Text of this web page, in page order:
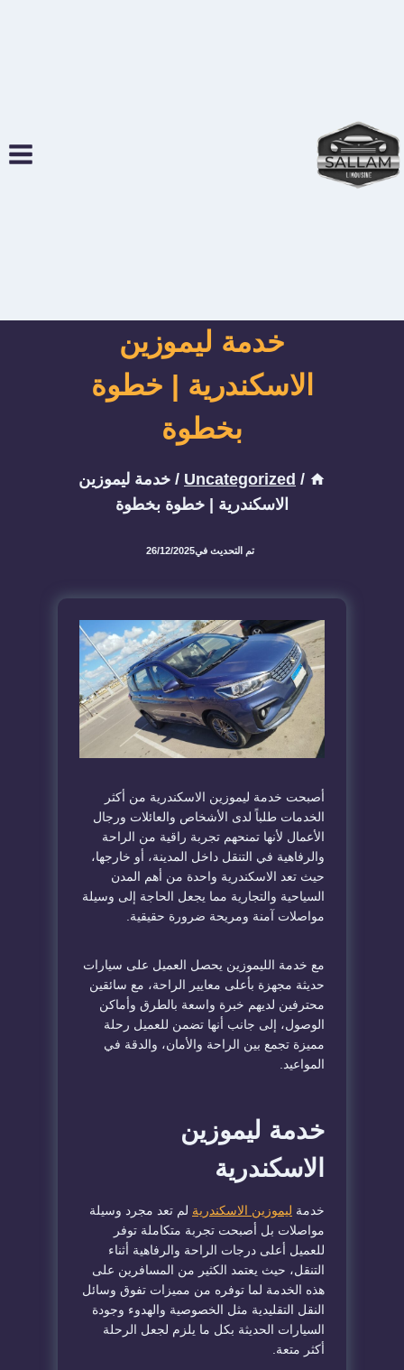
خدمة ليموزين
الاسكندرية | خطوة
بخطوة
/
Uncategorized
/ خدمة ليموزين
الاسكندرية | خطوة بخطوة
تم التحديث في26/12/2025
أصبحت خدمة ليموزين الاسكندرية من أكثر
الخدمات طلباً لدى الأشخاص والعائلات ورجال
الأعمال لأنها تمنحهم تجربة راقية من الراحة
والرفاهية في التنقل داخل المدينة، أو خارجها،
حيث تعد الاسكندرية واحدة من أهم المدن
السياحية والتجارية مما يجعل الحاجة إلى وسيلة
مواصلات آمنة ومريحة ضرورة حقيقية.
مع خدمة الليموزين يحصل العميل على سيارات
حديثة مجهزة بأعلى معايير الراحة، مع سائقين
محترفين لديهم خبرة واسعة بالطرق وأماكن
الوصول، إلى جانب أنها تضمن للعميل رحلة
مميزة تجمع بين الراحة والأمان، والدقة في
المواعيد.
خدمة ليموزين
الاسكندرية
خدمة ليموزين الاسكندرية لم تعد مجرد وسيلة
مواصلات بل أصبحت تجربة متكاملة توفر
للعميل أعلى درجات الراحة والرفاهية أثناء
التنقل، حيث يعتمد الكثير من المسافرين على
هذه الخدمة لما توفره من مميزات تفوق وسائل
النقل التقليدية مثل الخصوصية والهدوء وجودة
السيارات الحديثة بكل ما يلزم لجعل الرحلة
أكثر متعة.